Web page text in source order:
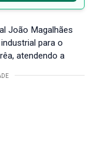
João Magalhães
para o
atendendo a